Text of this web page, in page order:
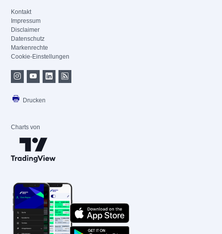
Kontakt
Impressum
Disclaimer
Datenschutz
Markenrechte
Cookie-Einstellungen
Drucken
Charts von